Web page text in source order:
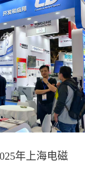
年上海电磁